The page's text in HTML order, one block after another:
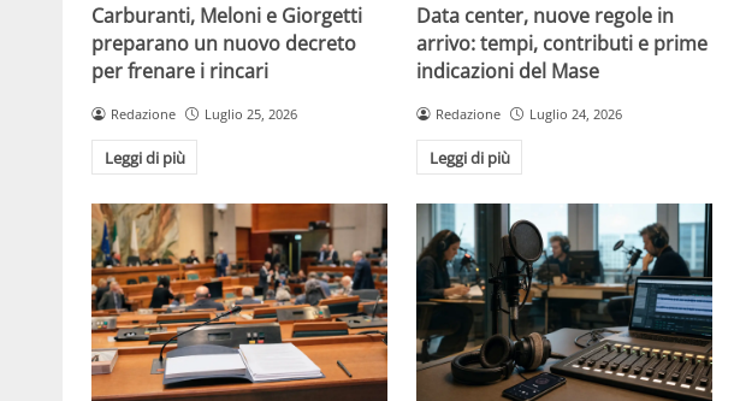
Carburanti, Meloni e Giorgetti
preparano un nuovo decreto
per frenare i rincari
Redazione Luglio 25, 2026
Leggi di più
Data center, nuove regole in
arrivo: tempi, contributi e prime
indicazioni del Mase
Redazione Luglio 24, 2026
Leggi di più